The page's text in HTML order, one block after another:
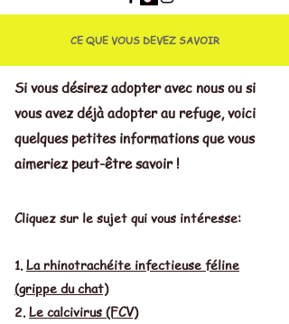
CE QUE VOUS DEVEZ SAVOIR
Si vous désirez adopter avec nous ou si
vous avez déjà adopter au refuge, voici
quelques petites informations que vous
aimeriez peut-être savoir !
Cliquez sur le sujet qui vous intéresse:
1. La rhinotrachéite infectieuse féline
(grippe du chat)
2. Le calcivirus (FCV)